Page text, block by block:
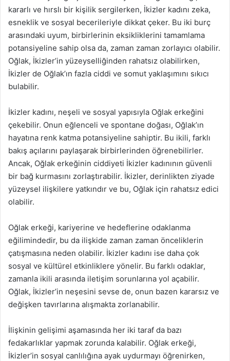
kararlı ve hırslı bir kişilik sergilerken, İkizler kadını zeka,
esneklik ve sosyal becerileriyle dikkat çeker. Bu iki burç
arasındaki uyum, birbirlerinin eksikliklerini tamamlama
potansiyeline sahip olsa da, zaman zaman zorlayıcı olabilir.
Oğlak, İkizler’in yüzeyselliğinden rahatsız olabilirken,
İkizler de Oğlak’ın fazla ciddi ve somut yaklaşımını sıkıcı
bulabilir.
İkizler kadını, neşeli ve sosyal yapısıyla Oğlak erkeğini
çekebilir. Onun eğlenceli ve spontane doğası, Oğlak’ın
hayatına renk katma potansiyeline sahiptir. Bu ikili, farklı
bakış açılarını paylaşarak birbirlerinden öğrenebilirler.
Ancak, Oğlak erkeğinin ciddiyeti İkizler kadınının güvenli
bir bağ kurmasını zorlaştırabilir. İkizler, derinlikten ziyade
yüzeysel ilişkilere yatkındır ve bu, Oğlak için rahatsız edici
olabilir.
Oğlak erkeği, kariyerine ve hedeflerine odaklanma
eğilimindedir, bu da ilişkide zaman zaman önceliklerin
çatışmasına neden olabilir. İkizler kadını ise daha çok
sosyal ve kültürel etkinliklere yönelir. Bu farklı odaklar,
zamanla ikili arasında iletişim sorunlarına yol açabilir.
Oğlak, İkizler’in neşesini sevse de, onun bazen kararsız ve
değişken tavırlarına alışmakta zorlanabilir.
İlişkinin gelişimi aşamasında her iki taraf da bazı
fedakarlıklar yapmak zorunda kalabilir. Oğlak erkeği,
İkizler’in sosyal canlılığına ayak uydurmayı öğrenirken,